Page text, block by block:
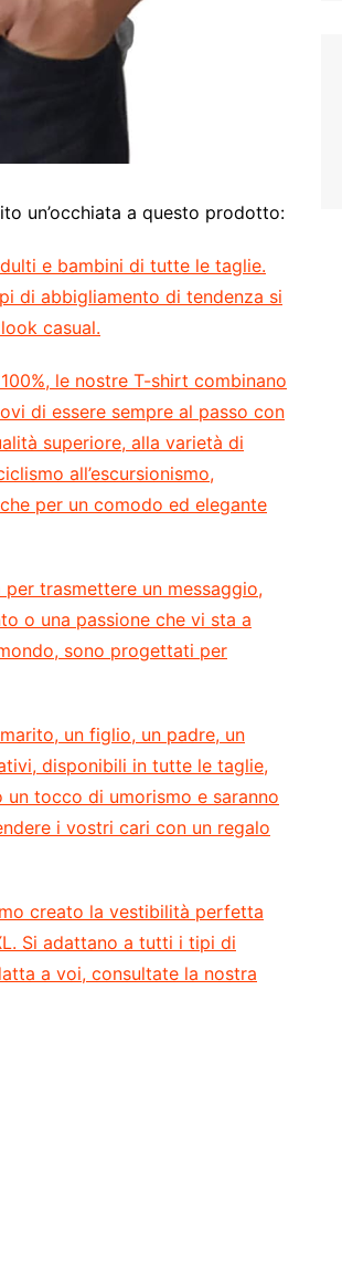
un’occhiata a questo prodotto:
e bambini di tutte le taglie.
di abbigliamento di tendenza si
casual.
le nostre T-shirt combinano
di essere sempre al passo con
superiore, alla varietà di
all’escursionismo,
per un comodo ed elegante
trasmettere un messaggio,
o una passione che vi sta a
sono progettati per
un figlio, un padre, un
disponibili in tutte le taglie,
un tocco di umorismo e saranno
i vostri cari con un regalo
creato la vestibilità perfetta
Si adattano a tutti i tipi di
a voi, consultate la nostra